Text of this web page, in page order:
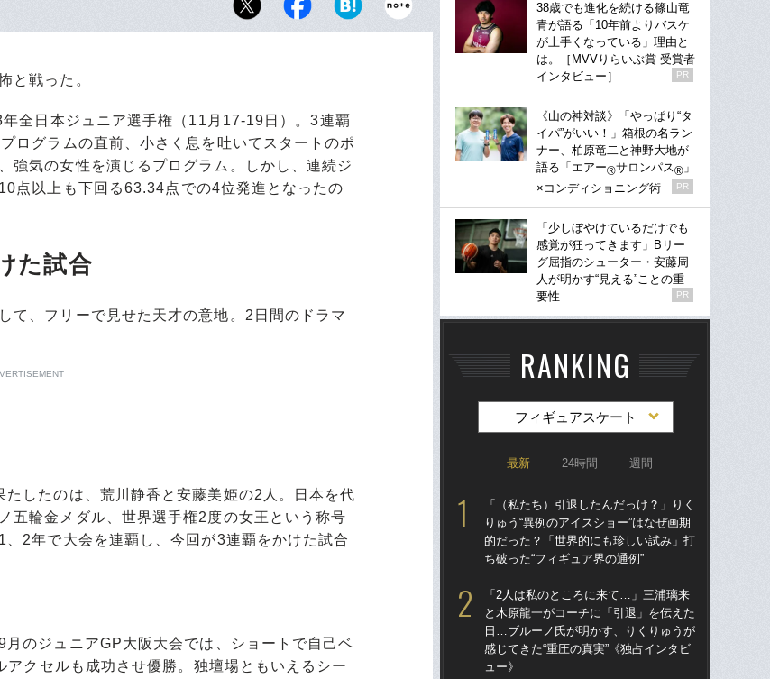
と戦った。
全日本ジュニア選手権（11月17-19日）。3連覇
ログラムの直前、小さく息を吐いてスタートのポ
強気の女性を演じるプログラム。しかし、連続ジ
点以上も下回る63.34点での4位発進となったの
た試合
、フリーで見せた天才の意地。2日間のドラマ
したのは、荒川静香と安藤美姫の2人。日本を代
五輪金メダル、世界選手権2度の女王という称号
2年で大会を連覇し、今回が3連覇をかけた試合
のジュニアGP大阪大会では、ショートで自己ベ
クセルも成功させ優勝。独壇場ともいえるシー
38歳でも進化を続ける篠山竜
青が語る「10年前よりバスケ
が上手くなっている」理由と
は。［MVVりらいぶ賞 受賞者
インタビュー］
PR
《山の神対談》「やっぱり“タ
イパ”がいい！」箱根の名ラン
ナー、柏原竜二と神野大地が
語る「エアー®サロンパス® 」
×コンディショニング術
PR
「少しぼやけているだけでも
感覚が狂ってきます」Bリー
グ屈指のシューター・安藤周
人が明かす“見える”ことの重
要性
PR
RANKING
フィギュアスケート
最新 24時間 週間
「（私たち）引退したんだっけ？」りく
りゅう“異例のアイスショー”はなぜ画期
的だった？「世界的にも珍しい試み」打
ち破った“フィギュア界の通例”
「2人は私のところに来て…」三浦璃来
と木原龍一がコーチに「引退」を伝えた
日…ブルーノ氏が明かす、りくりゅうが
感じてきた“重圧の真実”《独占インタビ
ュー》